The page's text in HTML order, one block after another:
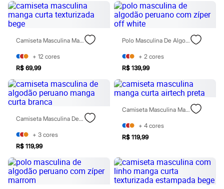
Infantil
Em alta
Arrumadinho para os meninos
Romântico para as meninas
Inverno
Novidades
Roupas menina
0 a 24 meses
1 a 5 anos
4 a 12 anos
10 a 16 anos
Roupas menino
0 a 24 meses
1 a 5 anos
4 a 12 anos
10 a 16 anos
Acessórios
Recém-nascido
Bolsas e Mochilas
Chapéus
Calçados
Camiseta Masculina Manga Curta Texturizada Bege
+ 12 cores
R$ 69,99
Polo Masculina De Algodão Peruano Com Zíper Off White
+ 2 cores
R$ 139,99
Camiseta Masculina De Algodão Peruano Manga Curta Branca
+ 3 cores
R$ 119,99
Camiseta Masculina Manga Curta Airtech Preta
+ 4 cores
R$ 119,99